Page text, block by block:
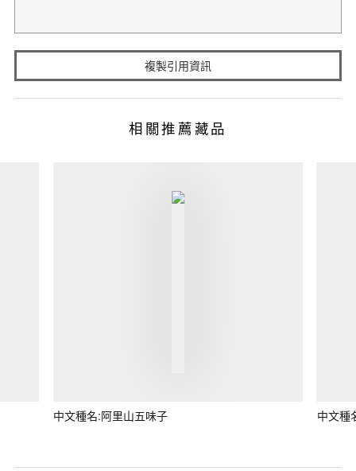
複製引用資訊
相關推薦藏品
中文種名:阿里山五味子 中文種